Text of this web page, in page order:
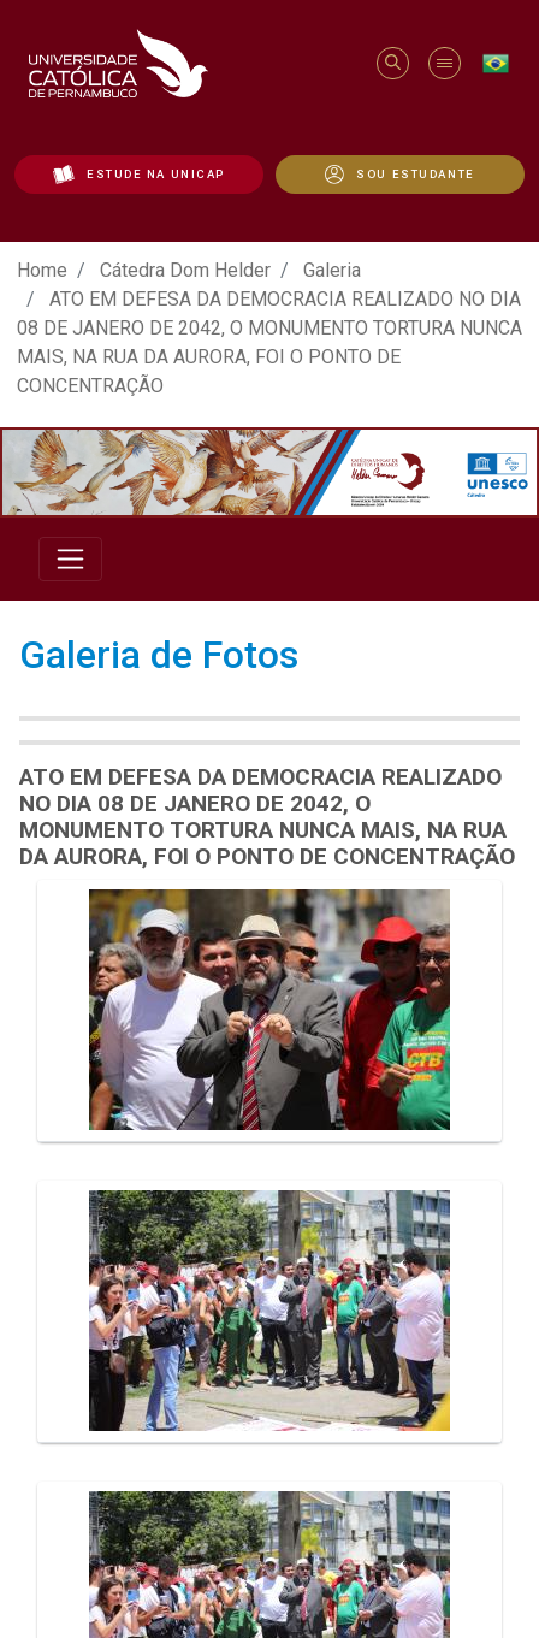
ESTUDE NA UNICAP SOU ESTUDANTE
ATO EM DEFESA DA DEMOCRACIA
Home Cátedra Dom Helder
Galeria
ATO EM DEFESA DA DEMOCRACIA REALIZADO NO DIA
08 DE JANERO DE 2042, O MONUMENTO TORTURA NUNCA
MAIS, NA RUA DA AURORA, FOI O PONTO DE
CONCENTRAÇÃO
Galeria de Fotos
ATO EM DEFESA DA DEMOCRACIA REALIZADO
NO DIA 08 DE JANERO DE 2042, O
MONUMENTO TORTURA NUNCA MAIS, NA RUA
DA AURORA, FOI O PONTO DE CONCENTRAÇÃO
Galeria de Mídias